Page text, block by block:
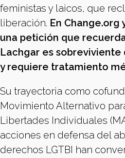
feministas y laicos, que
liberación. En Change.org
una petición que
Lachgar es sobreviviente
y requiere tratamiento
Su trayectoria como
Movimiento Alternativo
Libertades Individuales
acciones en defensa del
derechos LGTBI han